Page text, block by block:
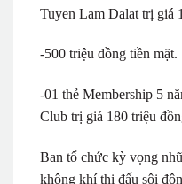
Tuyen Lam Dalat trị giá
-500 triệu đồng tiền mặt.
-01 thẻ Membership 5
Club trị giá 180 triệu
Ban tổ chức kỳ vọng
không khí thi đấu sôi